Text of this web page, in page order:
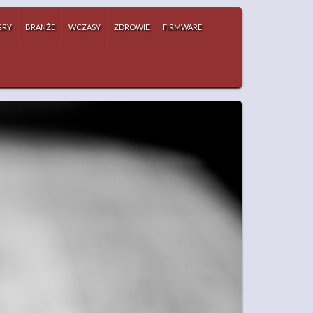
BRANŻE WCZASY ZDROWIE FIRMWARE